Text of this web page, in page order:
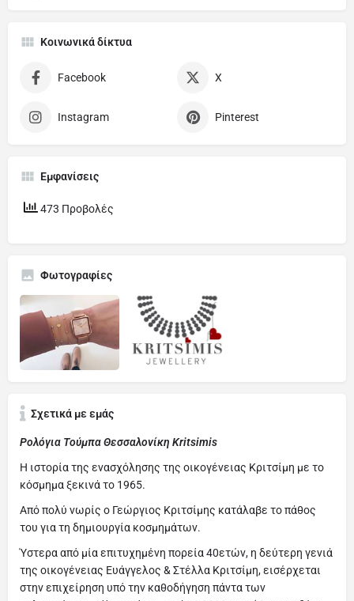
Κοινωνικά δίκτυα
Facebook X
Instagram Pinterest
Εμφανίσεις
473 Προβολές
Φωτογραφίες
Σχετικά με εμάς
Ρολόγια Tούμπα Θεσσαλονίκη Kritsimis
Η ιστορία της ενασχόλησης της οικογένειας Κριτσίμη με το
κόσμημα ξεκινά το 1965.
Aπό πολύ νωρίς ο Γεώργιος Κριτσίμης κατάλαβε το πάθος
του για τη δημιουργία κοσμημάτων.
Ύστερα από μία επιτυχημένη πορεία 40ετών, η δεύτερη γενιά
της οικογένειας Ευάγγελος & Στέλλα Κριτσίμη, εισέρχεται
στην επιχείρηση υπό την καθοδήγηση πάντα των